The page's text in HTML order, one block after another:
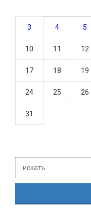
3 4 5
10 11 12
17 18 19
24 25 26
31